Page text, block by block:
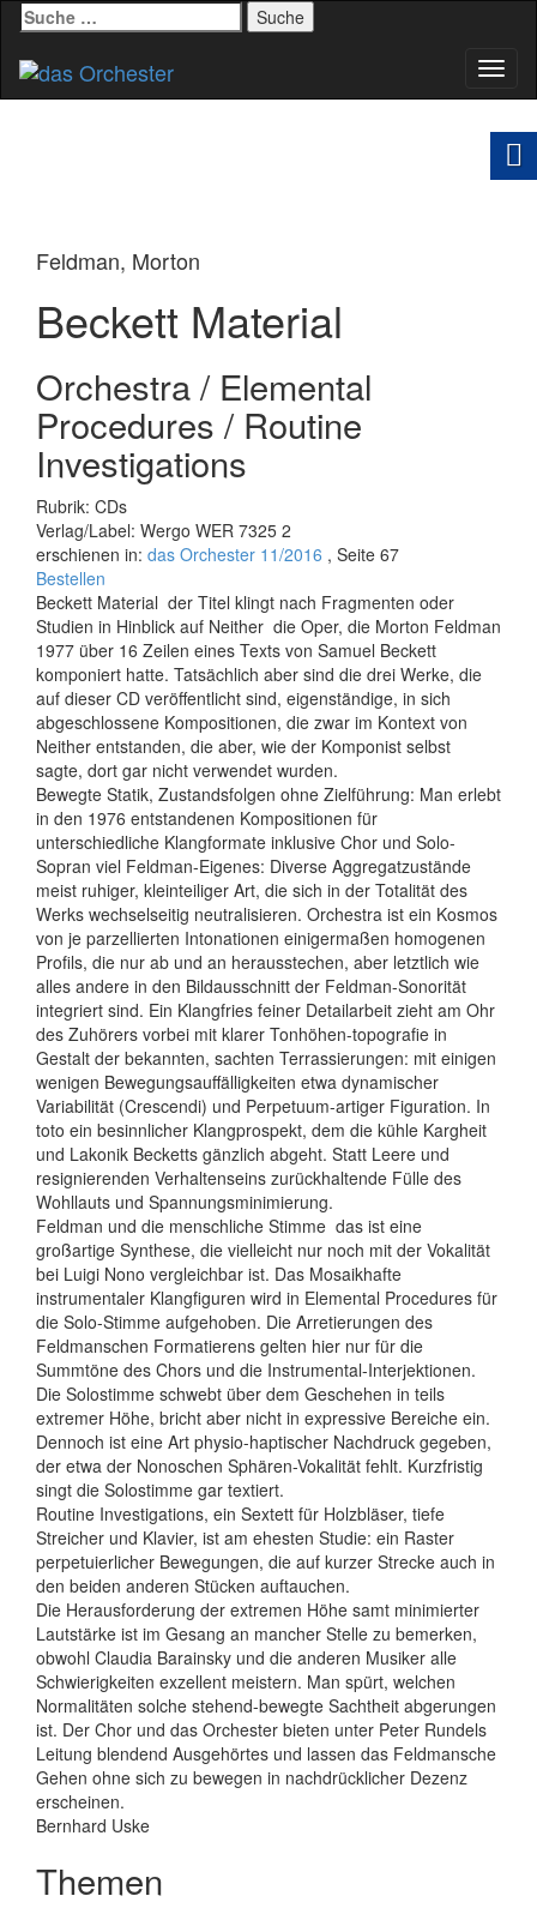
Suche
nach:
Feldman, Morton
Beckett Material
Orchestra / Elemental
Procedures / Routine
Investigations
Rubrik: CDs
Verlag/Label: Wergo WER 7325 2
erschienen in: das Orchester 11/2016 , Seite 67
Bestellen
Beckett Material  der Titel klingt nach Fragmenten oder
Studien in Hinblick auf Neither  die Oper, die Morton Feldman
1977 über 16 Zeilen eines Texts von Samuel Beckett
komponiert hatte. Tatsächlich aber sind die drei Werke, die
auf dieser CD veröffentlicht sind, eigenständige, in sich
abgeschlossene Kompositionen, die zwar im Kontext von
Neither entstanden, die aber, wie der Komponist selbst
sagte, dort gar nicht verwendet wurden.
Bewegte Statik, Zustandsfolgen ohne Zielführung: Man erlebt
in den 1976 entstandenen Kompositionen für
unterschiedliche Klangformate inklusive Chor und Solo-
Sopran viel Feldman-Eigenes: Diverse Aggregatzustände
meist ruhiger, kleinteiliger Art, die sich in der Totalität des
Werks wechselseitig neutralisieren. Orchestra ist ein Kosmos
von je parzellierten Intonationen einigermaßen homogenen
Profils, die nur ab und an herausstechen, aber letztlich wie
alles andere in den Bildausschnitt der Feldman-Sonorität
integriert sind. Ein Klangfries feiner Detailarbeit zieht am Ohr
des Zuhörers vorbei mit klarer Tonhöhen-topografie in
Gestalt der bekannten, sachten Terrassierungen: mit einigen
wenigen Bewegungsauffälligkeiten etwa dynamischer
Variabilität (Crescendi) und Perpetuum-artiger Figuration. In
toto ein besinnlicher Klangprospekt, dem die kühle Kargheit
und Lakonik Becketts gänzlich abgeht. Statt Leere und
resignierenden Verhaltenseins zurückhaltende Fülle des
Wohllauts und Spannungsminimierung.
Feldman und die menschliche Stimme ­ das ist eine
großartige Synthese, die vielleicht nur noch mit der Vokalität
bei Luigi Nono vergleichbar ist. Das Mosaikhafte
instrumentaler Klangfiguren wird in Elemental Procedures für
die Solo-Stimme aufgehoben. Die Arretierungen des
Feldmanschen Formatierens gelten hier nur für die
Summtöne des Chors und die Instrumental-Interjektionen.
Die Solostimme schwebt über dem Geschehen in teils
extremer Höhe, bricht aber nicht in expressive Bereiche ein.
Dennoch ist eine Art physio-haptischer Nachdruck gegeben,
der etwa der Nonoschen Sphären-Vokalität fehlt. Kurzfristig
singt die Solostimme gar textiert.
Routine Investigations, ein Sextett für Holzbläser, tiefe
Streicher und Klavier, ist am ehesten Studie: ein Raster
perpetuierlicher Bewegungen, die auf kurzer Strecke auch in
den beiden anderen Stücken auftauchen.
Die Herausforderung der extremen Höhe samt minimierter
Lautstärke ist im Gesang an mancher Stelle zu bemerken,
obwohl Claudia Barainsky und die anderen Musiker alle
Schwierigkeiten exzellent meistern. Man spürt, welchen
Normalitäten solche stehend-bewegte Sachtheit abgerungen
ist. Der Chor und das Orchester bieten unter Peter Rundels
Leitung blendend Ausgehörtes und lassen das Feldmansche
Gehen ohne sich zu bewegen in nachdrücklicher Dezenz
erscheinen.
Bernhard Uske
Themen